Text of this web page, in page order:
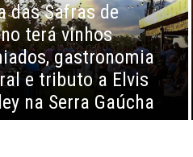
das Safras de
terá vinhos
gastronomia
e tributo a Elvis
na Serra Gaúcha